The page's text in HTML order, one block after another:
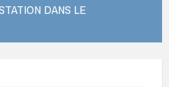
DANS LE